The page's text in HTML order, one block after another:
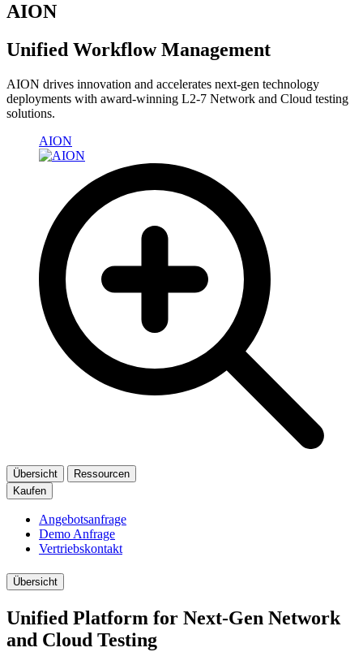
AION
Unified Workflow Management
AION drives innovation and accelerates next-gen technology
deployments with award-winning L2-7 Network and Cloud testing
solutions.
AION
Übersicht
Ressourcen
Kaufen
Angebotsanfrage
Demo Anfrage
Vertriebskontakt
Übersicht
Unified Platform for Next-Gen Network
and Cloud Testing